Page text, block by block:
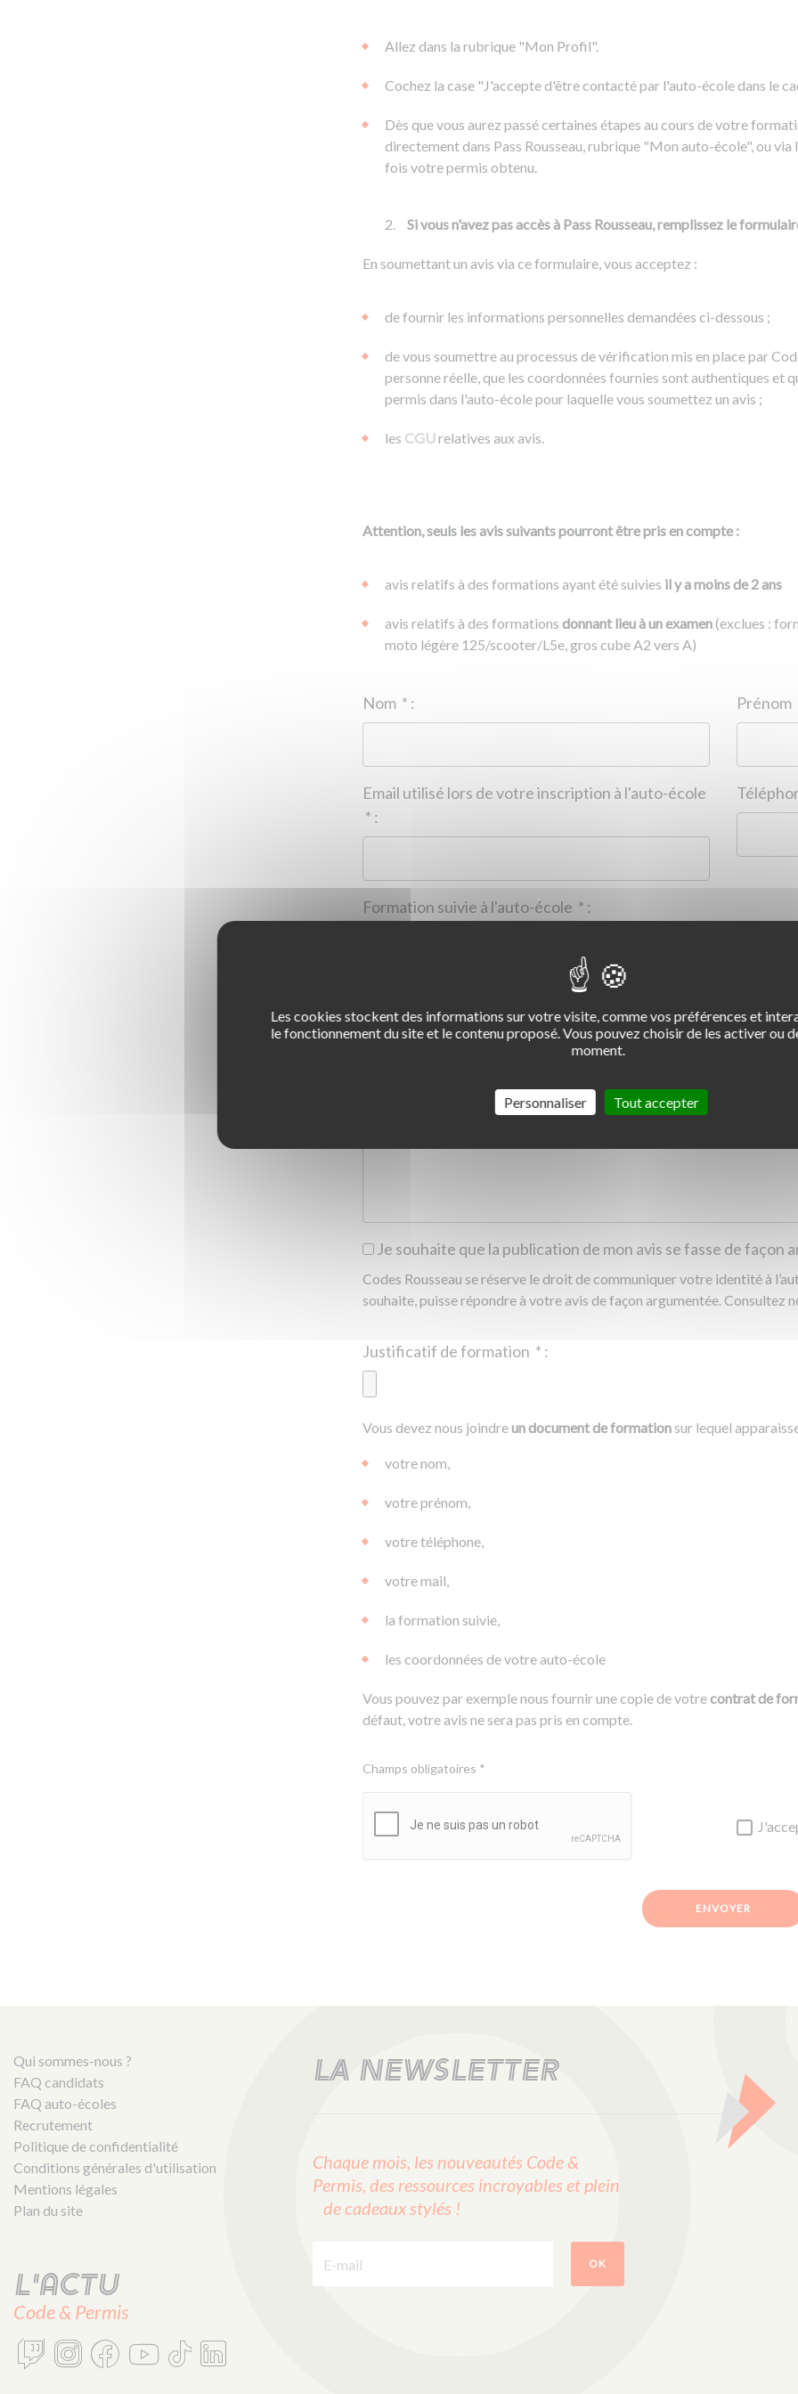
Allez dans la rubrique "Mon Profil".
Cochez la case "J'accepte d'être contacté par l'auto-école dans le
Dès que vous aurez passé certaines étapes au cours de votre
directement dans Pass Rousseau, rubrique "Mon auto-école", ou
fois votre permis obtenu.
Si vous n'avez pas accès à Pass Rousseau, remplissez le
En soumettant un avis via ce formulaire, vous acceptez :
de fournir les informations personnelles demandées ci-dessous ;
de vous soumettre au processus de vérification mis en place par
personne réelle, que les coordonnées fournies sont authentiques et
permis dans l'auto-école pour laquelle vous soumettez un avis ;
les CGUrelatives aux avis.
Attention, seuls les avis suivants pourront être pris en compte :
avis relatifs à des formations ayant été suivies il y a moins de 2 ans
avis relatifs à des formations donnant lieu à un examen(exclues :
moto légère 125/scooter/L5e, gros cube A2 vers A)
* :
Email utilisé lors de votre inscription à l'auto-école
* :
* :
1
2 3 4
Je souhaite que la publication de mon avis se fasse de façon
Codes Rousseau se réserve le droit de communiquer votre identité à
souhaite, puisse répondre à votre avis de façon argumentée. Consultez
* :
||0.00 Ko
Vous devez nous joindreun document de formation sur lequel
votre nom,
votre prénom,
votre téléphone,
votre mail,
la formation suivie,
les coordonnées de votre auto-école
Vous pouvez par exemple nous fournir une copie de votrecontrat de
défaut, votre avis ne sera pas pris en compte.
Champs obligatoires *
ENVOYER
Qui sommes-nous ?
FAQ candidats
FAQ auto-écoles
Recrutement
Politique de confidentialité
Conditions générales d'utilisation
Mentions légales
Plan du site
L'actu
Code & Permis
LA NEWSLETTER
Chaque mois, les nouveautés Code &
Permis, des ressources incroyables et plein
de cadeaux stylés !
OK
Les cookies stockent des informations sur votre visite, comme vos préférences et
le fonctionnement du site et le contenu proposé. Vous pouvez choisir de les activer ou
moment.
Tout accepter
Personnaliser